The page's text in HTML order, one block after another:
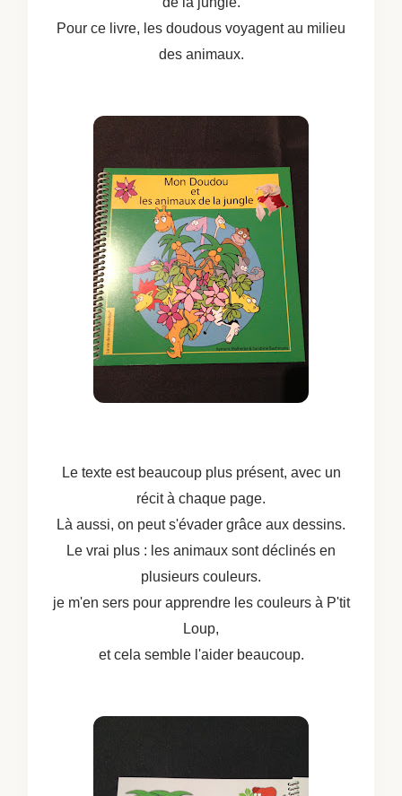
Pour ce livre, les doudous voyagent au milieu
des animaux.
Le texte est beaucoup plus présent, avec un
récit à chaque page.
Là aussi, on peut s'évader grâce aux dessins.
Le vrai plus : les animaux sont déclinés en
plusieurs couleurs.
je m'en sers pour apprendre les couleurs à P'tit
Loup,
et cela semble l'aider beaucoup.